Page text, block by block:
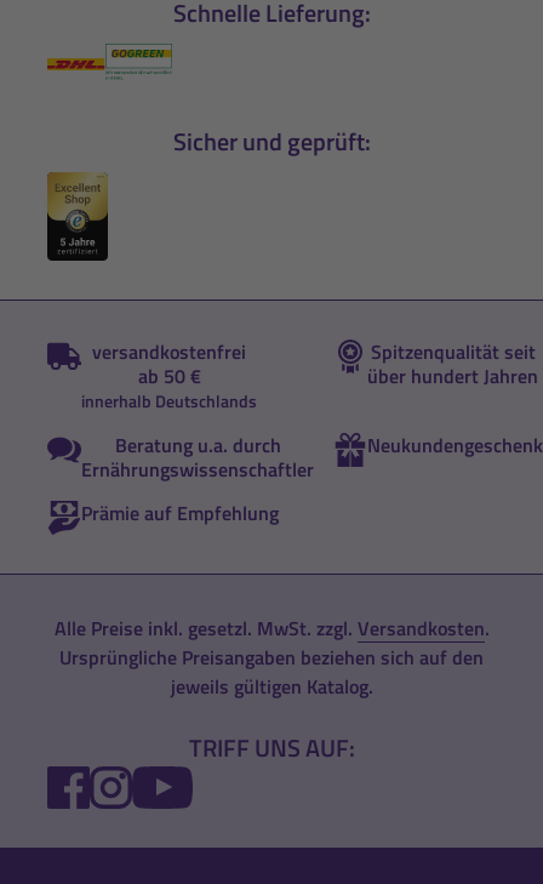
Schnelle Lieferung:
Sicher und geprüft:
versandkostenfrei
ab 50 €
innerhalb Deutschlands
Spitzenqualität seit
über hundert Jahren
Beratung u.a. durch
Ernährungswissenschaftler
Neukundengeschenk
Prämie auf Empfehlung
Alle Preise inkl. gesetzl. MwSt. zzgl. Versandkosten.
Ursprüngliche Preisangaben beziehen sich auf den
jeweils gültigen Katalog.
TRIFF UNS AUF:
FACEBOOK
INSTAGRAM
YOUTUBE